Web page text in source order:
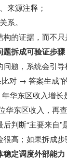
来源注释；
系。
的证据，而不只
题拆成可验证步骤
题，系统会引导
对 → 答案生成”的
华东区收入增
华东区收入，再
判断“主要来自”
高；如果拆成步
定调度外部能力